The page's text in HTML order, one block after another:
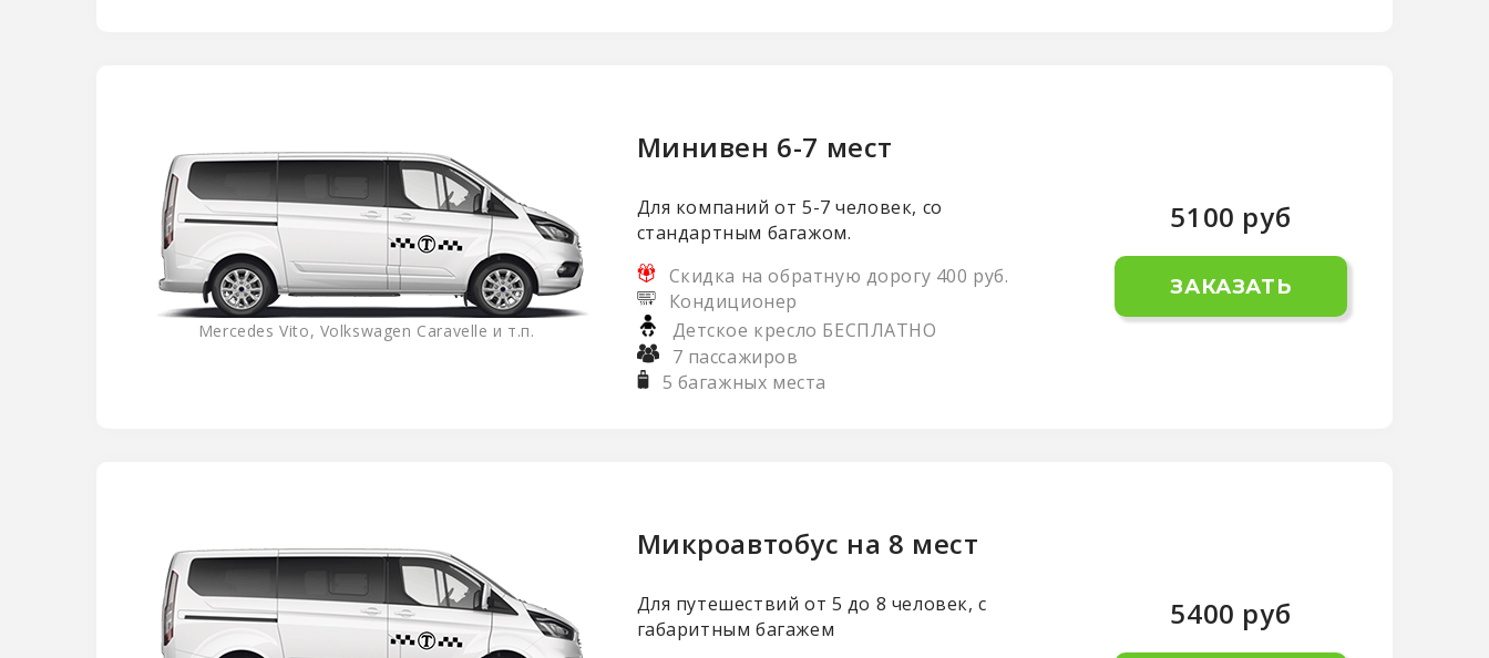
Mercedes Vito, Volkswagen Caravelle и т.п.
Минивен 6-7 мест
Для компаний от 5-7 человек, со
стандартным багажом.
Скидка на обратную дорогу 400 руб.
Кондиционер
Детское кресло БЕСПЛАТНО
7 пассажиров
5 багажных места
5100 руб
ЗАКАЗАТЬ
Микроавтобус на 8 мест
Для путешествий от 5 до 8 человек, с
габаритным багажем
5400 руб